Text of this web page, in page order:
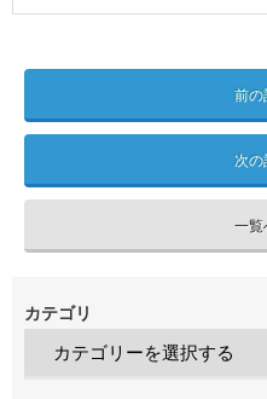
前の
次の
一覧
カテゴリ